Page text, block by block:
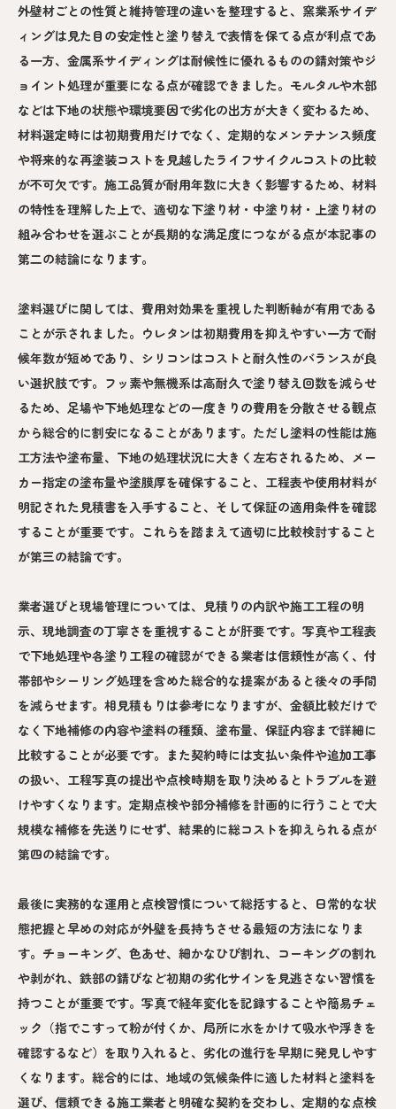
外壁材ごとの性質と維持管理の違いを整理すると、窯業系サイデ
ィングは見た目の安定性と塗り替えで表情を保てる点が利点であ
る一方、金属系サイディングは耐候性に優れるものの錆対策やジ
ョイント処理が重要になる点が確認できました。モルタルや木部
などは下地の状態や環境要因で劣化の出方が大きく変わるため、
材料選定時には初期費用だけでなく、定期的なメンテナンス頻度
や将来的な再塗装コストを見越したライフサイクルコストの比較
が不可欠です。施工品質が耐用年数に大きく影響するため、材料
の特性を理解した上で、適切な下塗り材・中塗り材・上塗り材の
組み合わせを選ぶことが長期的な満足度につながる点が本記事の
第二の結論になります。
塗料選びに関しては、費用対効果を重視した判断軸が有用である
ことが示されました。ウレタンは初期費用を抑えやすい一方で耐
候年数が短めであり、シリコンはコストと耐久性のバランスが良
い選択肢です。フッ素や無機系は高耐久で塗り替え回数を減らせ
るため、足場や下地処理などの一度きりの費用を分散させる観点
から総合的に割安になることがあります。ただし塗料の性能は施
工方法や塗布量、下地の処理状況に大きく左右されるため、メー
カー指定の塗布量や塗膜厚を確保すること、工程表や使用材料が
明記された見積書を入手すること、そして保証の適用条件を確認
することが重要です。これらを踏まえて適切に比較検討すること
が第三の結論です。
業者選びと現場管理については、見積りの内訳や施工工程の明
示、現地調査の丁寧さを重視することが肝要です。写真や工程表
で下地処理や各塗り工程の確認ができる業者は信頼性が高く、付
帯部やシーリング処理を含めた総合的な提案があると後々の手間
を減らせます。相見積もりは参考になりますが、金額比較だけで
なく下地補修の内容や塗料の種類、塗布量、保証内容まで詳細に
比較することが必要です。また契約時には支払い条件や追加工事
の扱い、工程写真の提出や点検時期を取り決めるとトラブルを避
けやすくなります。定期点検や部分補修を計画的に行うことで大
規模な補修を先送りにせず、結果的に総コストを抑えられる点が
第四の結論です。
最後に実務的な運用と点検習慣について総括すると、日常的な状
態把握と早めの対応が外壁を長持ちさせる最短の方法になりま
す。チョーキング、色あせ、細かなひび割れ、コーキングの割れ
や剥がれ、鉄部の錆びなど初期の劣化サインを見逃さない習慣を
持つことが重要です。写真で経年変化を記録することや簡易チェ
ック（指でこすって粉が付くか、局所に水をかけて吸水や浮きを
確認するなど）を取り入れると、劣化の進行を早期に発見しやす
くなります。総合的には、地域の気候条件に適した材料と塗料を
選び、信頼できる施工業者と明確な契約を交わし、定期的な点検